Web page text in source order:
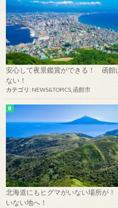
安心して夜景鑑賞ができる！ 函館
ない！
カテゴリ: NEWS&TOPICS 函館市
北海道にもヒグマがいない場所が
いない地へ！